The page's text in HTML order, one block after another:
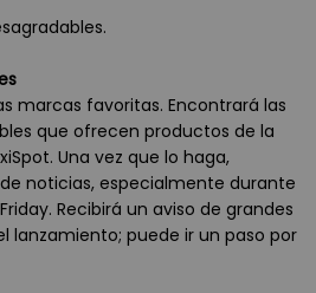
marcas favoritas. Encontrará las
que ofrecen productos de la
Una vez que lo haga,
noticias, especialmente durante
Recibirá un aviso de grandes
lanzamiento; puede ir un paso por